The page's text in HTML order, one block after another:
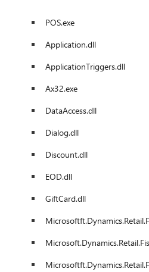
POS.exe
Application.dll
ApplicationTriggers.dll
Ax32.exe
DataAccess.dll
Dialog.dll
Discount.dll
EOD.dll
GiftCard.dll